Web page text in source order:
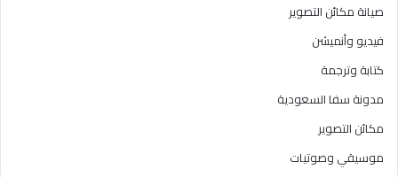
صيانة مكائن التصوير
فيديو وأنميشن
كتابة وترجمة
مدونة سفا السعودية
مكائن التصوير
موسيقي وصوتيات